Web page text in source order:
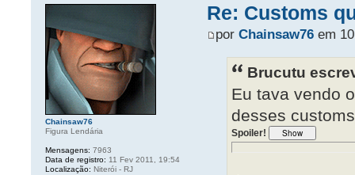
Re: Customs
por Chainsaw76em 10
Brucutu
Eu tava vendo
desses
Spoiler!
Chainsaw76
Figura Lendária
Mensagens: 7963
Data de registro: 11 Fev 2011, 19:54
Localização: Niterói - RJ